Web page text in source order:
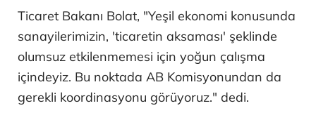
Ticaret Bakanı Bolat, "Yeşil ekonomi konusunda
sanayilerimizin, 'ticaretin aksaması' şeklinde
olumsuz etkilenmemesi için yoğun çalışma
içindeyiz. Bu noktada AB Komisyonundan da
gerekli koordinasyonu görüyoruz." dedi.